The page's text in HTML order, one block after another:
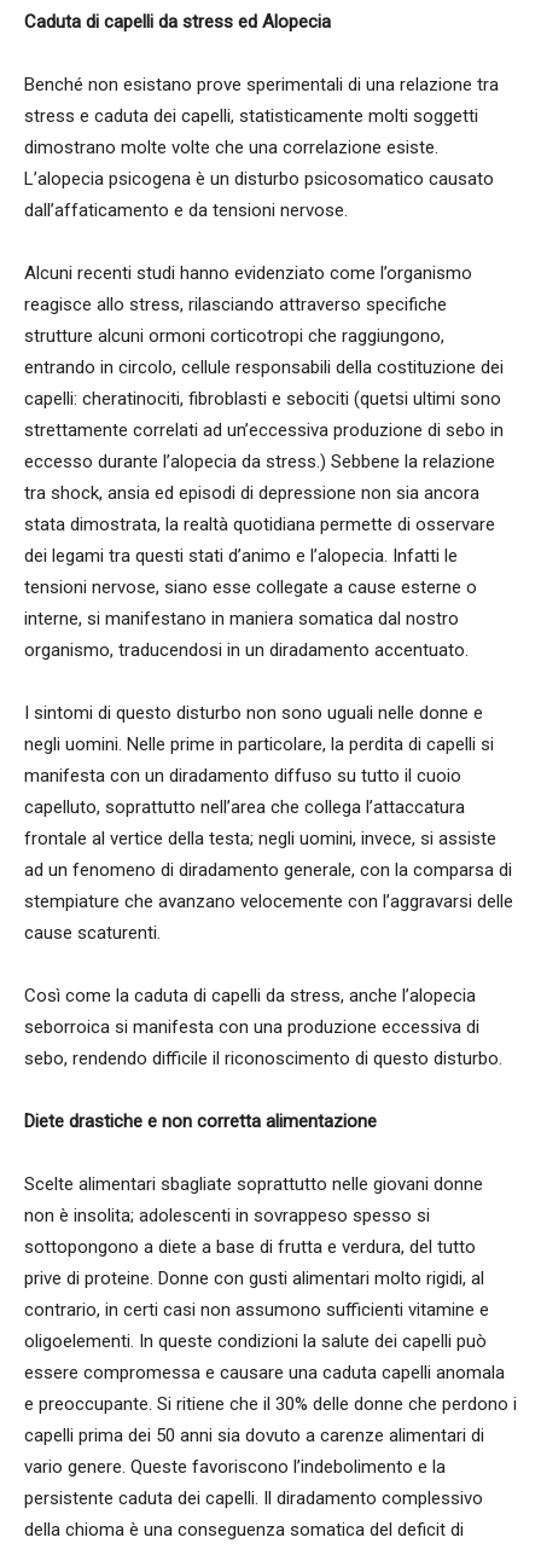
Caduta di capelli da stress ed Alopecia
Benché non esistano prove sperimentali di una relazione tra
stress e caduta dei capelli, statisticamente molti soggetti
dimostrano molte volte che una correlazione esiste.
L’alopecia psicogena è un disturbo psicosomatico causato
dall’affaticamento e da tensioni nervose.
Alcuni recenti studi hanno evidenziato come l’organismo
reagisce allo stress, rilasciando attraverso specifiche
strutture alcuni ormoni corticotropi che raggiungono,
entrando in circolo, cellule responsabili della costituzione dei
capelli: cheratinociti, fibroblasti e sebociti (quetsi ultimi sono
strettamente correlati ad un’eccessiva produzione di sebo in
eccesso durante l’alopecia da stress.) Sebbene la relazione
tra shock, ansia ed episodi di depressione non sia ancora
stata dimostrata, la realtà quotidiana permette di osservare
dei legami tra questi stati d’animo e l’alopecia. Infatti le
tensioni nervose, siano esse collegate a cause esterne o
interne, si manifestano in maniera somatica dal nostro
organismo, traducendosi in un diradamento accentuato.
I sintomi di questo disturbo non sono uguali nelle donne e
negli uomini. Nelle prime in particolare, la perdita di capelli si
manifesta con un diradamento diffuso su tutto il cuoio
capelluto, soprattutto nell’area che collega l’attaccatura
frontale al vertice della testa; negli uomini, invece, si assiste
ad un fenomeno di diradamento generale, con la comparsa di
stempiature che avanzano velocemente con l’aggravarsi delle
cause scaturenti.
Così come la caduta di capelli da stress, anche l’alopecia
seborroica si manifesta con una produzione eccessiva di
sebo, rendendo difficile il riconoscimento di questo disturbo.
Diete drastiche e non corretta alimentazione
Scelte alimentari sbagliate soprattutto nelle giovani donne
non è insolita; adolescenti in sovrappeso spesso si
sottopongono a diete a base di frutta e verdura, del tutto
prive di proteine. Donne con gusti alimentari molto rigidi, al
contrario, in certi casi non assumono sufficienti vitamine e
oligoelementi. In queste condizioni la salute dei capelli può
essere compromessa e causare una caduta capelli anomala
e preoccupante. Si ritiene che il 30% delle donne che perdono i
capelli prima dei 50 anni sia dovuto a carenze alimentari di
vario genere. Queste favoriscono l’indebolimento e la
persistente caduta dei capelli. Il diradamento complessivo
della chioma è una conseguenza somatica del deficit di